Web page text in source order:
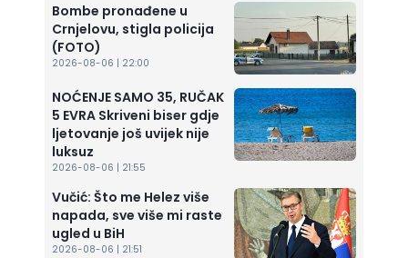
Bombe pronađene u
Crnjelovu, stigla policija
(FOTO)
2026-08-06 | 22:00
NOĆENJE SAMO 35, RUČAK
5 EVRA Skriveni biser gdje
ljetovanje još uvijek nije
luksuz
2026-08-06 | 21:55
Vučić: Što me Helez više
napada, sve više mi raste
ugled u BiH
2026-08-06 | 21:51